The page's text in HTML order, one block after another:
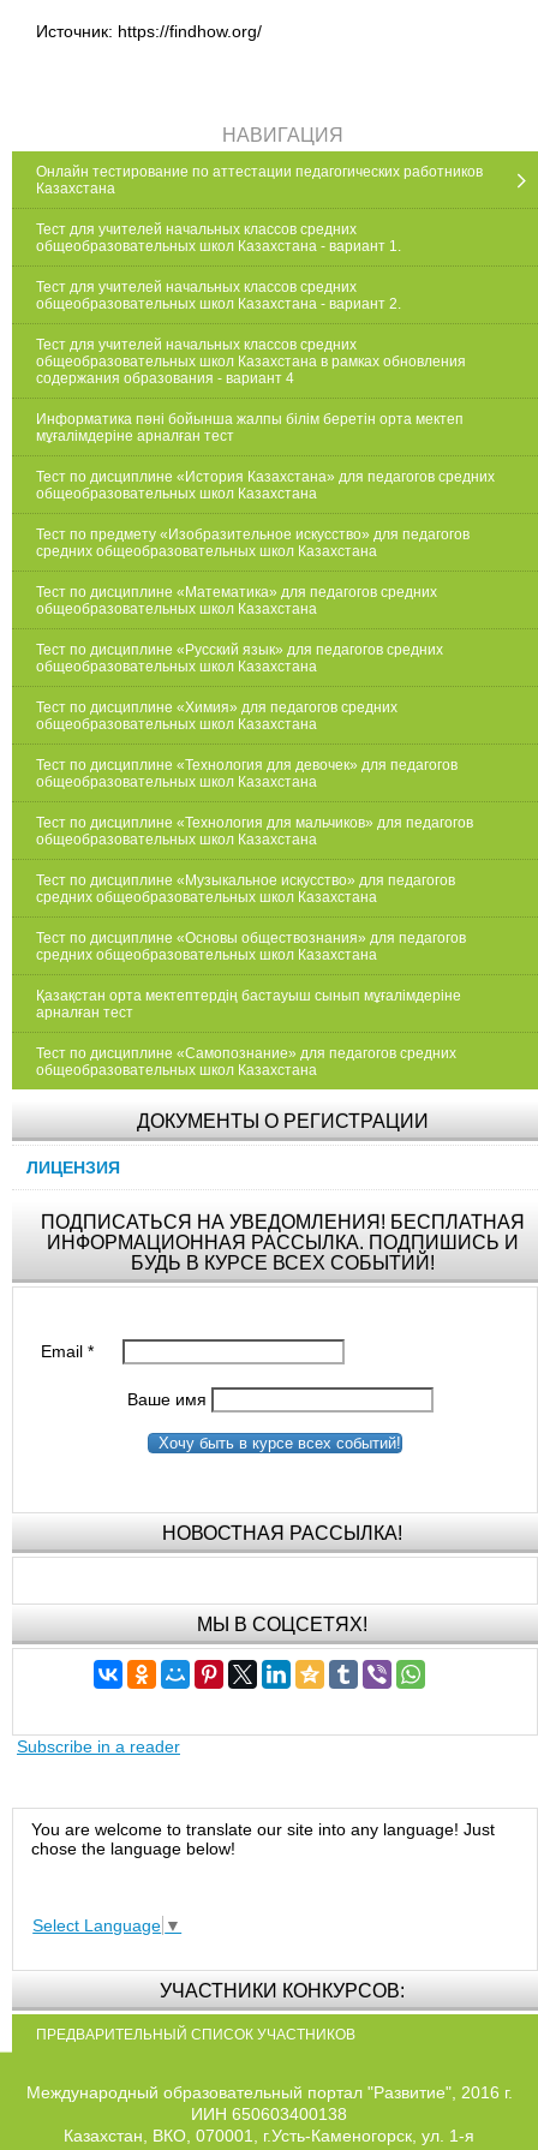
Источник: https://findhow.org/
НАВИГАЦИЯ
Онлайн тестирование по аттестации педагогических работников
Казахстана
Тест для учителей начальных классов средних
общеобразовательных школ Казахстана - вариант 1.
Тест для учителей начальных классов средних
общеобразовательных школ Казахстана - вариант 2.
Тест для учителей начальных классов средних
общеобразовательных школ Казахстана в рамках обновления
содержания образования - вариант 4
Информатика пәні бойынша жалпы білім беретін орта мектеп
мұғалімдеріне арналған тест
Тест по дисциплине «История Казахстана» для педагогов средних
общеобразовательных школ Казахстана
Тест по предмету «Изобразительное искусство» для педагогов
средних общеобразовательных школ Казахстана
Тест по дисциплине «Математика» для педагогов средних
общеобразовательных школ Казахстана
Тест по дисциплине «Русский язык» для педагогов средних
общеобразовательных школ Казахстана
Тест по дисциплине «Химия» для педагогов средних
общеобразовательных школ Казахстана
Тест по дисциплине «Технология для девочек» для педагогов
общеобразовательных школ Казахстана
Тест по дисциплине «Технология для мальчиков» для педагогов
общеобразовательных школ Казахстана
Тест по дисциплине «Музыкальное искусство» для педагогов
средних общеобразовательных школ Казахстана
Тест по дисциплине «Основы обществознания» для педагогов
средних общеобразовательных школ Казахстана
Қазақстан орта мектептердің бастауыш сынып мұғалімдеріне
арналған тест
Тест по дисциплине «Самопознание» для педагогов средних
общеобразовательных школ Казахстана
ДОКУМЕНТЫ О РЕГИСТРАЦИИ
ЛИЦЕНЗИЯ
ПОДПИСАТЬСЯ НА УВЕДОМЛЕНИЯ! БЕСПЛАТНАЯ
ИНФОРМАЦИОННАЯ РАССЫЛКА. ПОДПИШИСЬ И
БУДЬ В КУРСЕ ВСЕХ СОБЫТИЙ!
Email*
Ваше имя
Хочу быть в курсе всех событий!
НОВОСТНАЯ РАССЫЛКА!
МЫ В СОЦСЕТЯХ!
Subscribe in a reader
You are welcome to translate our site into any language! Just
chose the language below!
Select Language ▼
УЧАСТНИКИ КОНКУРСОВ:
ПРЕДВАРИТЕЛЬНЫЙ СПИСОК УЧАСТНИКОВ
Международный образовательный портал "Развитие", 2016 г.
ИИН 650603400138
Казахстан, ВКО, 070001, г.Усть-Каменогорск, ул. 1-я